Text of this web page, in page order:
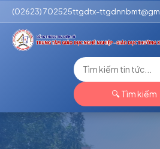
(02623) 702525ttgdtx-
🔍 Tìm kiếm